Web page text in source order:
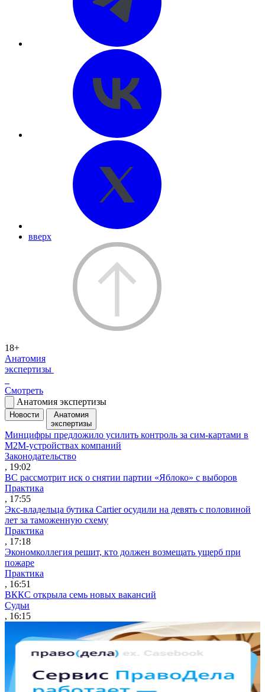
вверх
18+
Анатомия
экспертизы
Смотреть
Анатомия экспертизы
Новости
Анатомия
экспертизы
Минцифры предложило усилить контроль за сим-картами в
M2M-устройствах компаний
Законодательство
, 19:02
ВС рассмотрит иск о снятии партии «Яблоко» с выборов
Практика
, 17:55
Экс-владельца бутика Cartier осудили на девять с половиной
лет за таможенную схему
Практика
, 17:18
Экономколлегия решит, кто должен возмещать ущерб при
пожаре
Практика
, 16:51
ВККС открыла семь новых вакансий
Судьи
, 16:15